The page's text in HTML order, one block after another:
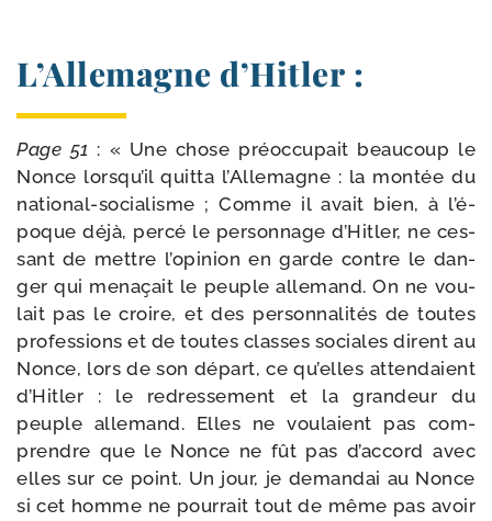
L’Allemagne d’Hitler :
Page 51 : « Une chose pré­oc­cu­pait beau­coup le
Nonce lors­qu’il quit­ta l’Allemagne : la mon­tée du
national-​socialisme ; Comme il avait bien, à l’é­
poque déjà, per­cé le per­son­nage d’Hitler, ne ces­
sant de mettre l’o­pi­nion en garde contre le dan­
ger qui mena­çait le peuple alle­mand. On ne vou­
lait pas le croire, et des per­son­na­li­tés de toutes
pro­fes­sions et de toutes classes sociales dirent au
Nonce, lors de son départ, ce qu’elles atten­daient
d’Hitler : le redres­se­ment et la gran­deur du
peuple alle­mand. Elles ne vou­laient pas com­
prendre que le Nonce ne fût pas d’ac­cord avec
elles sur ce point. Un jour, je deman­dai au Nonce
si cet homme ne pour­rait tout de même pas avoir